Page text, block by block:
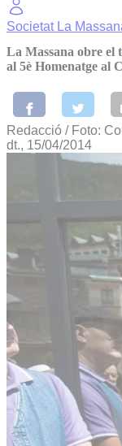
Societat La
La Massana obre el
al 5è Homenatge al
Redacció / Foto:
dt., 15/04/2014